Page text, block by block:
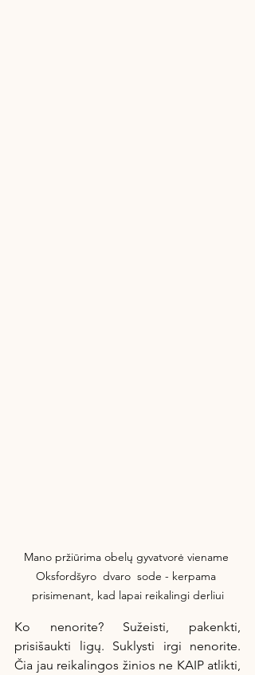
Mano pržiūrima obelų gyvatvorė viename
Oksfordšyro  dvaro  sode - kerpama
prisimenant, kad lapai reikalingi derliui
Ko nenorite? Sužeisti, pakenkti,
prisišaukti ligų. Suklysti irgi nenorite.
Čia jau reikalingos žinios ne KAIP atlikti,